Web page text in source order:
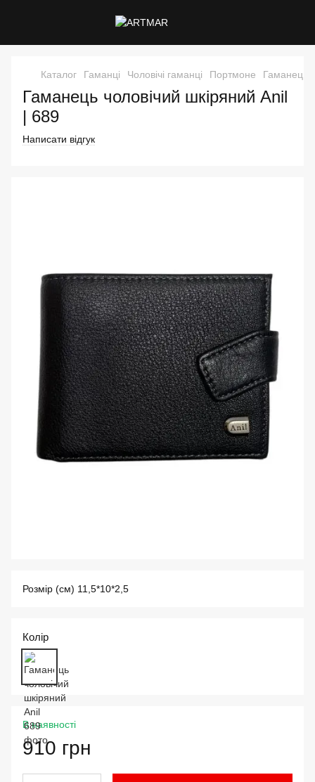
Каталог Гаманці Чоловічі гаманці Портмоне Гаманець
Гаманець чоловічий шкіряний Anil
| 689
Написати відгук
Розмір (см) 11,5*10*2,5
Колір
В наявності
910 грн